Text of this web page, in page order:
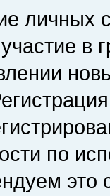
личных
в
по
это